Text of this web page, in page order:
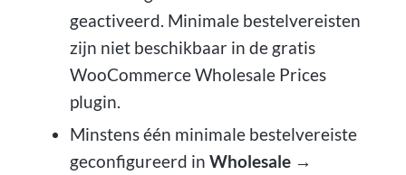
geactiveerd. Minimale bestelvereisten
zijn niet beschikbaar in de gratis
WooCommerce Wholesale Prices
plugin.
Minstens één minimale bestelvereiste
geconfigureerd in Wholesale →